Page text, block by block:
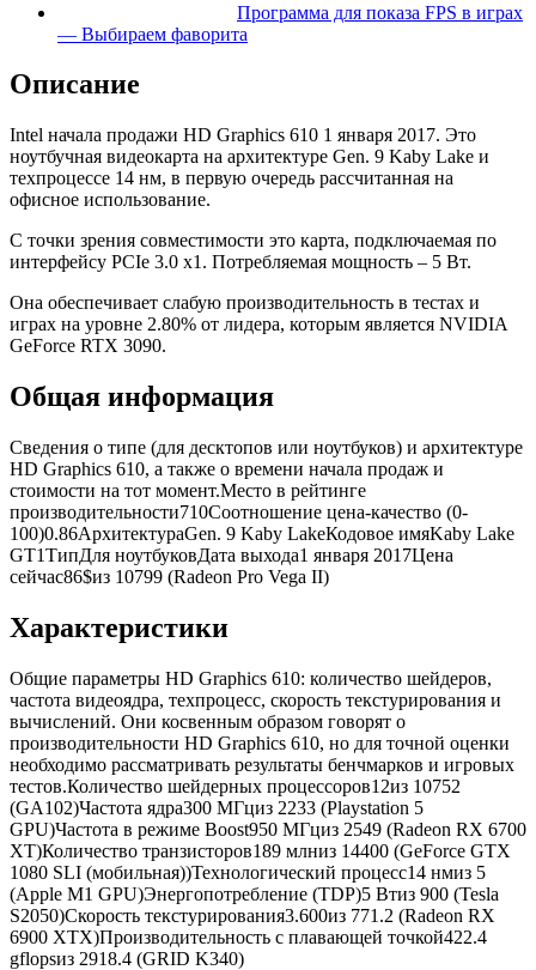
Программа для показа FPS в играх
— Выбираем фаворита
Описание
Intel начала продажи HD Graphics 610 1 января 2017. Это
ноутбучная видеокарта на архитектуре Gen. 9 Kaby Lake и
техпроцессе 14 нм, в первую очередь рассчитанная на
офисное использование.
С точки зрения совместимости это карта, подключаемая по
интерфейсу PCIe 3.0 x1. Потребляемая мощность – 5 Вт.
Она обеспечивает слабую производительность в тестах и
играх на уровне 2.80% от лидера, которым является NVIDIA
GeForce RTX 3090.
Общая информация
Сведения о типе (для десктопов или ноутбуков) и архитектуре
HD Graphics 610, а также о времени начала продаж и
стоимости на тот момент.Место в рейтинге
производительности710Соотношение цена-качество (0-
100)0.86АрхитектураGen. 9 Kaby LakeКодовое имяKaby Lake
GT1ТипДля ноутбуковДата выхода1 января 2017Цена
сейчас86$из 10799 (Radeon Pro Vega II)
Характеристики
Общие параметры HD Graphics 610: количество шейдеров,
частота видеоядра, техпроцесс, скорость текстурирования и
вычислений. Они косвенным образом говорят о
производительности HD Graphics 610, но для точной оценки
необходимо рассматривать результаты бенчмарков и игровых
тестов.Количество шейдерных процессоров12из 10752
(GA102)Частота ядра300 МГциз 2233 (Playstation 5
GPU)Частота в режиме Boost950 МГциз 2549 (Radeon RX 6700
XT)Количество транзисторов189 млниз 14400 (GeForce GTX
1080 SLI (мобильная))Технологический процесс14 нмиз 5
(Apple M1 GPU)Энергопотребление (TDP)5 Втиз 900 (Tesla
S2050)Скорость текстурирования3.600из 771.2 (Radeon RX
6900 XTX)Производительность с плавающей точкой422.4
gflopsиз 2918.4 (GRID K340)